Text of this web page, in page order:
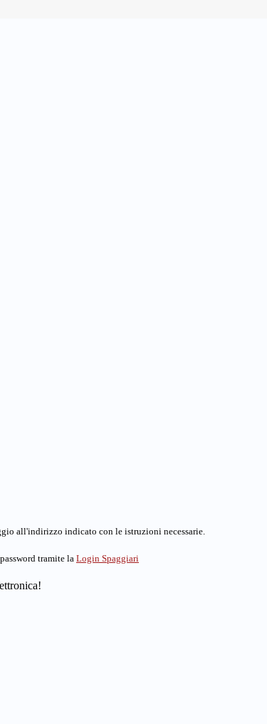
all'indirizzo indicato con le istruzioni necessarie.
tramite la Login Spaggiari